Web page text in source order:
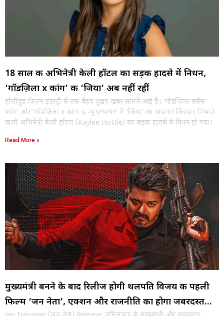
18 साल की अभिनेत्री केली हॉटल का सड़क हादसे में निधन,
‘गॉडज़िला x कांग’ की ‘जिया’ अब नहीं रहीं
हॉलीवुड फिल्म इंडस्ट्री से एक बेहद दुखद खबर सामने आई है। ‘गॉडज़िला वर्सेस
कांग’ और ‘गॉडज़िला x कांग: द न्यू एम्पायर’ में ‘जिया’ का यादगार किरदार निभाने
वाली अभिनेत्री केली हॉटल (Kaylee Hottle) का सड़क हादसे में निधन हो गया।
Read More »
मुख्यमंत्री बनने के बाद रिलीज होगी थलपति विजय की पहली
फिल्म ‘जन नेता’, एक्शन और राजनीति का होगा जबरदस्त